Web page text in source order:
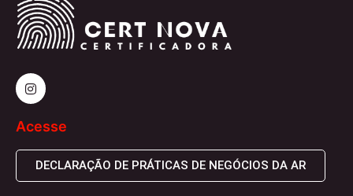
Acesse
DECLARAÇÃO DE PRÁTICAS DE NEGÓCIOS DA AR